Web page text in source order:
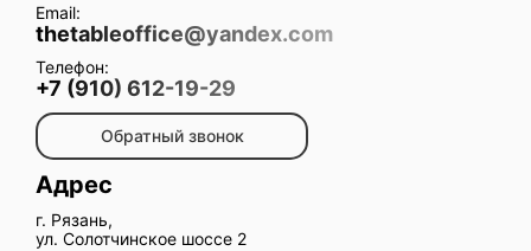
Email:
thetableoffice@yandex.com
Телефон:
+7 (910) 612-19-29
Обратный звонок
Адрес
г. Рязань,
ул. Солотчинское шоссе 2